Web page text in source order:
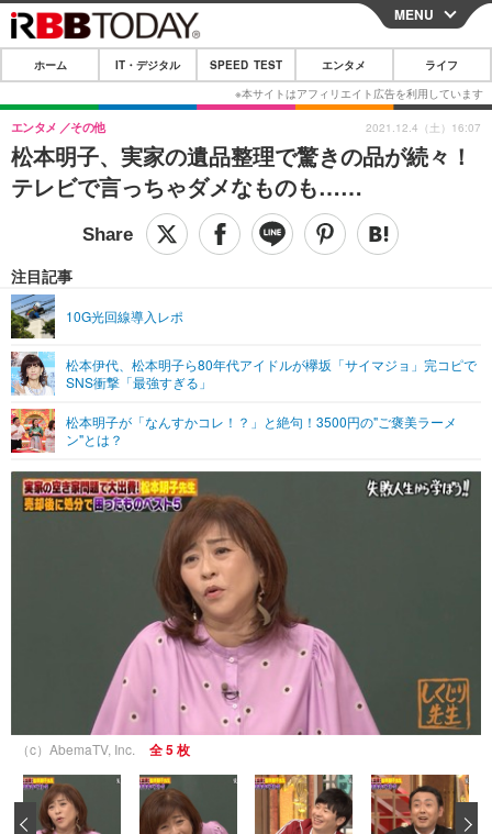
CLOSE
ホーム
IT・デジタル
IT・デジタルTOP スマートフォン
ショッピング その他
SPEED TEST
エンタメTOP 映画・ドラマ
グラビア
ショッピング その他
ライフTOP
その他
リリース一覧
プッシュ通知の停止方法
MENU
ホーム IT・デジタル SPEED TEST エンタメ ライフ
松本明子、実家の遺品整理で驚きの品が続々！
テレビで言っちゃダメなものも……
エンタメ その他
注目記事
10G光回線導入レポ
松本伊代、松本明子ら80年代アイドルが欅坂「サイマジョ」完コピで
SNS衝撃「最強すぎる」
松本明子が「なんすかコレ！？」と絶句！3500円の"ご褒美ラーメ
ン"とは？
2021.12.4（土）16:07
（c）AbemaTV, Inc. 全 5 枚
‹